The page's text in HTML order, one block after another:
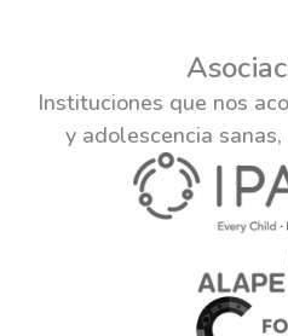
Instituciones que nos
y adolescencia